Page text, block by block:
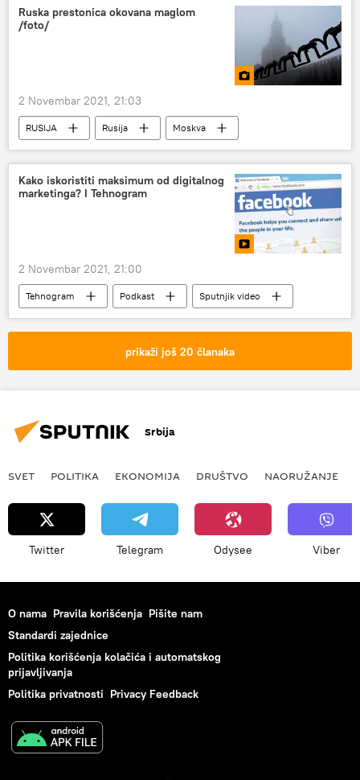
Savet bezbednosti UN
Ruska prestonica okovana maglom
/foto/
2 Novembar 2021, 21:03
RUSIJA Rusija
Moskva
magla
Rusija – društvo foto-galerija
Kako iskoristiti maksimum od digitalnog
marketinga? I Tehnogram
2 Novembar 2021, 21:00
Tehnogram Podkast Sputnjik video
prikaži još 20 članaka
Srbija
SVET POLITIKA EKONOMIJA DRUŠTVO NAORUŽANJE
Twitter Telegram Odysee Viber
O nama Pravila korišćenja Pišite nam
Standardi zajednice
Politika korišćenja kolačića i automatskog
prijavljivanja
Politika privatnosti Privacy Feedback